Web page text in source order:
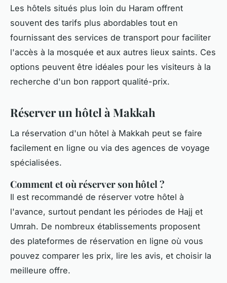
Les hôtels situés plus loin du Haram offrent
souvent des tarifs plus abordables tout en
fournissant des services de transport pour faciliter
l'accès à la mosquée et aux autres lieux saints. Ces
options peuvent être idéales pour les visiteurs à la
recherche d'un bon rapport qualité-prix.
Réserver un hôtel à Makkah
La réservation d'un hôtel à Makkah peut se faire
facilement en ligne ou via des agences de voyage
spécialisées.
Comment et où réserver son hôtel ?
Il est recommandé de réserver votre hôtel à
l'avance, surtout pendant les périodes de Hajj et
Umrah. De nombreux établissements proposent
des plateformes de réservation en ligne où vous
pouvez comparer les prix, lire les avis, et choisir la
meilleure offre.